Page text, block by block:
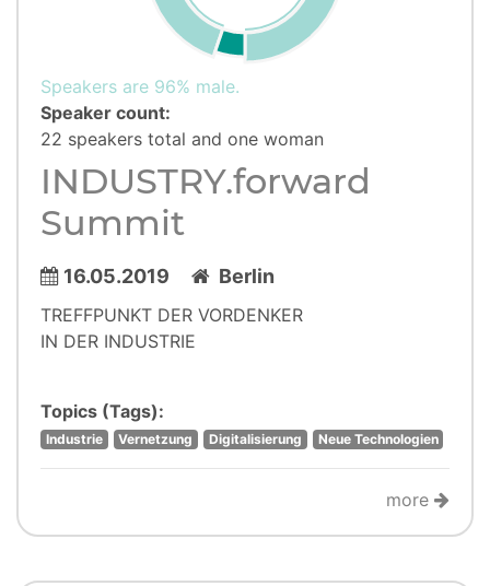
Speakers are 96% male.
Speaker count:
22 speakers total and one woman
INDUSTRY.forward
Summit
16.05.2019 Berlin
TREFFPUNKT DER VORDENKER
IN DER INDUSTRIE
Topics (Tags):
Industrie Vernetzung Digitalisierung Neue Technologien
more